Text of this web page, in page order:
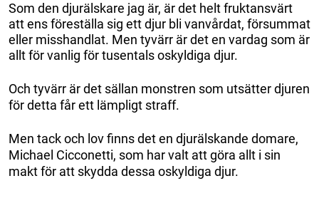
Som den djurälskare jag är, är det helt fruktansvärt
att ens föreställa sig ett djur bli vanvårdat, försummat
eller misshandlat. Men tyvärr är det en vardag som är
allt för vanlig för tusentals oskyldiga djur.
Och tyvärr är det sällan monstren som utsätter djuren
för detta får ett lämpligt straff.
Men tack och lov finns det en djurälskande domare,
Michael Cicconetti, som har valt att göra allt i sin
makt för att skydda dessa oskyldiga djur.